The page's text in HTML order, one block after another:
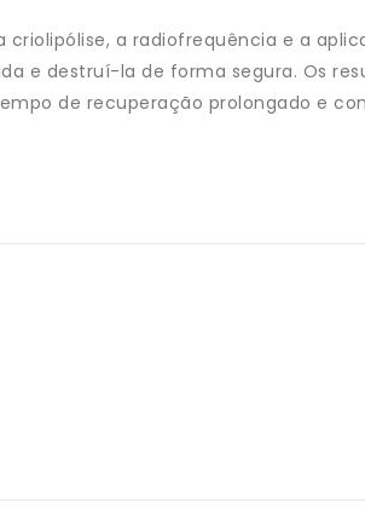
a radiofrequência e a
e destruí-la de forma segura. Os
de recuperação prolongado e